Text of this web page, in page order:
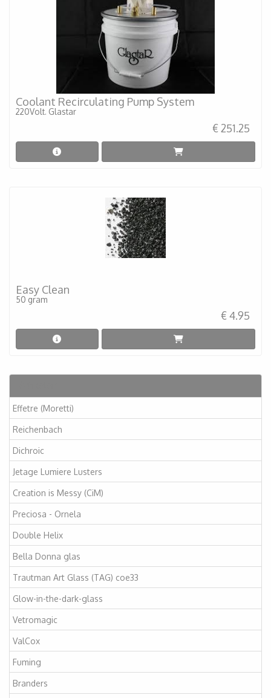
Effetre (Moretti)
Reichenbach
Dichroic
Jetage Lumiere Lusters
Creation is Messy (CiM)
Preciosa - Ornela
Double Helix
Bella Donna glas
Trautman Art Glass (TAG) coe33
Glow-in-the-dark-glass
Vetromagic
ValCox
Fuming
Branders
Coolant Recirculating Pump System
220Volt. Glastar
€ 251.25
Easy Clean
50 gram
€ 4.95